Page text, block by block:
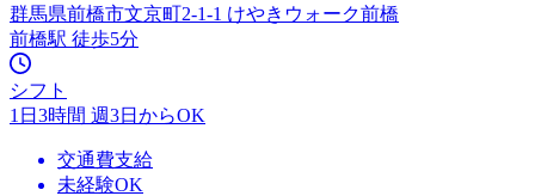
群馬県前橋市文京町2-1-1 けやきウォーク前橋
前橋駅 徒歩5分
シフト
1日3時間 週3日からOK
交通費支給
未経験OK